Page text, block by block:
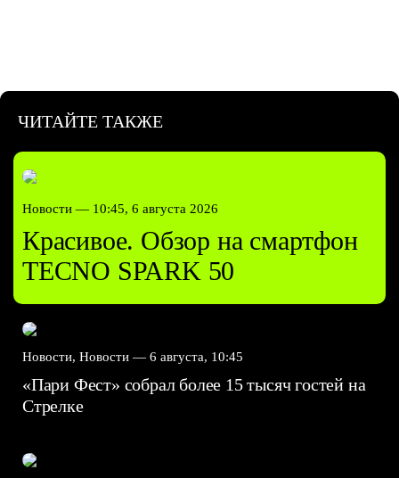
ЧИТАЙТЕ ТАКЖЕ
Новости — 10:45, 6 августа 2026
Красивое. Обзор на смартфон
TECNO SPARK 50
Новости, Новости — 6 августа, 10:45
«Пари Фест» собрал более 15 тысяч гостей на
Стрелке